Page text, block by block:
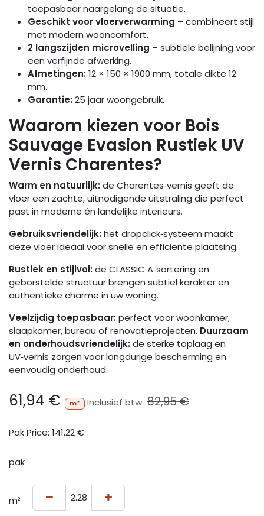
toepasbaar naargelang de situatie.
Geschikt voor vloerverwarming – combineert stijl
met modern wooncomfort.
2 langszijden microvelling – subtiele belijning voor
een verfijnde afwerking.
Afmetingen:12 × 150 × 1900 mm, totale dikte 12
mm.
Garantie:25 jaar woongebruik.
Waarom kiezen voor Bois
Sauvage Evasion Rustiek UV
Vernis Charentes?
Warm en natuurlijk:de Charentes‑vernis geeft de
vloer een zachte, uitnodigende uitstraling die perfect
past in moderne én landelijke interieurs.
Gebruiksvriendelijk:het dropclick‑systeem maakt
deze vloer ideaal voor snelle en efficiënte plaatsing.
Rustiek en stijlvol:de CLASSIC A‑sortering en
geborstelde structuur brengen subtiel karakter en
authentieke charme in uw woning.
Veelzijdig toepasbaar:perfect voor woonkamer,
slaapkamer, bureau of renovatieprojecten. Duurzaam
en onderhoudsvriendelijk:de sterke toplaag en
UV‑vernis zorgen voor langdurige bescherming en
eenvoudig onderhoud.
61,94 € m² Inclusief btw 82,95€
Pak Price: 141,22€
pak
m²